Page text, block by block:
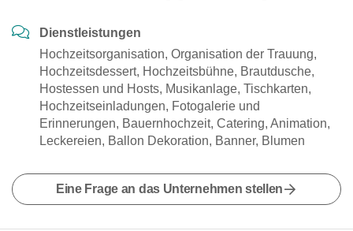
Dienstleistungen
Hochzeitsorganisation, Organisation der Trauung,
Hochzeitsdessert, Hochzeitsbühne, Brautdusche,
Hostessen und Hosts, Musikanlage, Tischkarten,
Hochzeitseinladungen, Fotogalerie und
Erinnerungen, Bauernhochzeit, Catering, Animation,
Leckereien, Ballon Dekoration, Banner, Blumen
Eine Frage an das Unternehmen stellen